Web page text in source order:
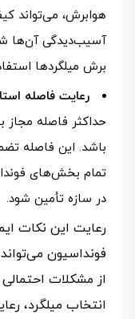
هوابرش، می‌تواند
آسیب‌دیدگی آن‌ها
برش میلگردها
رعایت فاصله
باشد. این فاصله
تمام بخش‌های
در سازه تأمین شود.
رعایت این نکات
فونداسیون
از مشکلات
انتخاب میلگرد،